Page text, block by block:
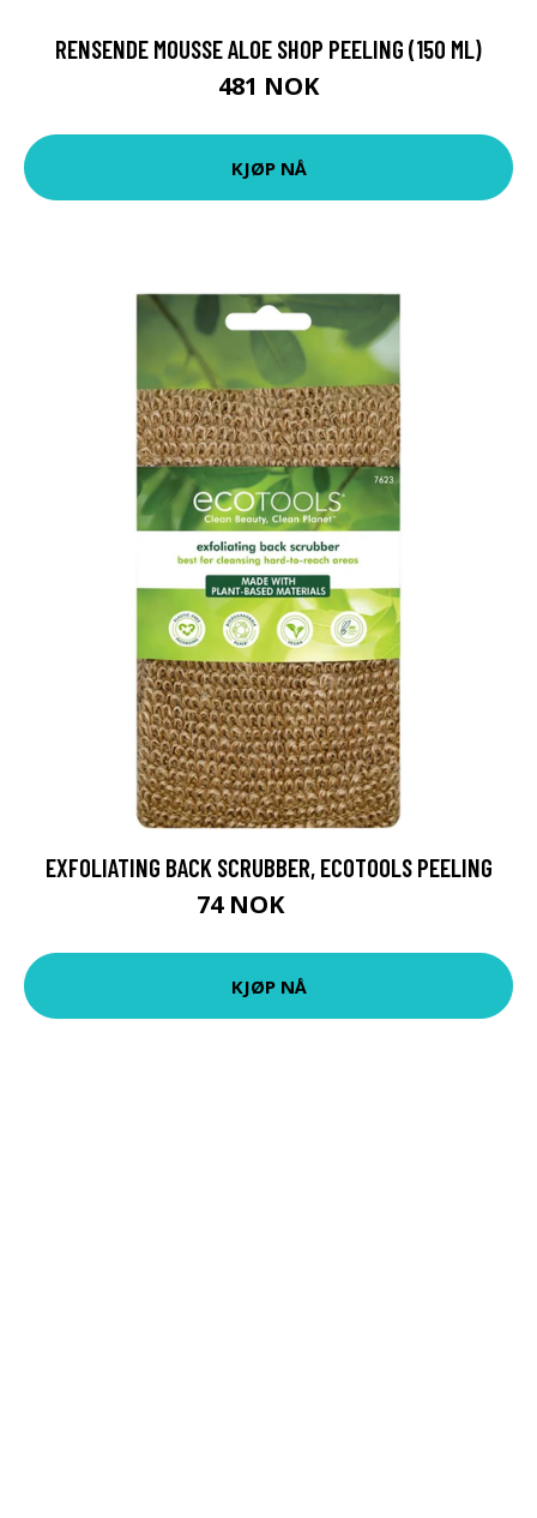
RENSENDE MOUSSE ALOE SHOP PEELING (150 ML)
481 NOK
KJØP NÅ
EXFOLIATING BACK SCRUBBER, ECOTOOLS PEELING
74 NOK
KJØP NÅ